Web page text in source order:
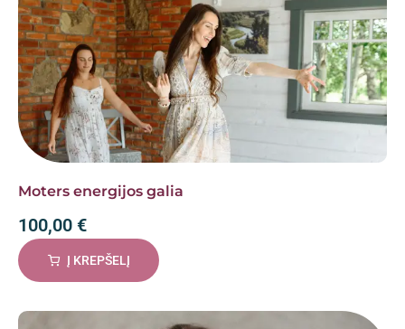
Moters energijos galia
100,00 €
Į KREPŠELĮ